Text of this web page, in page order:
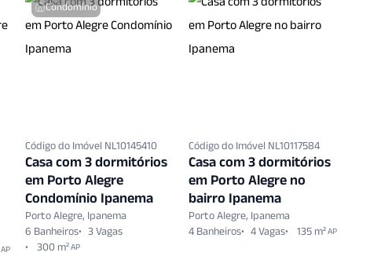
AP
Condomínio
Código do Imóvel NL10145410
Casa com 3 dormitórios
em Porto Alegre
Condomínio Ipanema
Porto Alegre, Ipanema
6 Banheiros
3 Vagas
300 m²AP
Código do Imóvel NL10117584
Casa com 3 dormitórios
em Porto Alegre no
bairro Ipanema
Porto Alegre, Ipanema
4 Banheiros
4 Vagas 135 m²AP